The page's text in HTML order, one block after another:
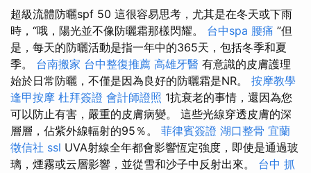
超級流體防曬spf 50 這很容易思考，尤其是在冬天或下雨
時，“哦，陽光並不像防曬霜那樣閃耀。 台中spa 腰痛 ”但
是，每天的防曬活動是指一年中的365天，包括冬季和夏
季。 台南搬家 台中整復推薦 高雄牙醫 有意識的皮膚護理
始於日常防曬，不僅是因為良好的防曬霜是NR。 按摩教學
逢甲按摩 杜拜簽證 會計師證照 1抗衰老的事情，還因為您
可以防止有害，嚴重的皮膚病變。 這些光線穿透皮膚的深
層層，佔紫外線輻射的95％。 菲律賓簽證 湖口整骨 宜蘭
徵信社 ssl UVA射線全年都會影響恆定強度，即使是通過玻
璃，煙霧或云層影響，並從雪和沙子中反射出來。 台中 抓